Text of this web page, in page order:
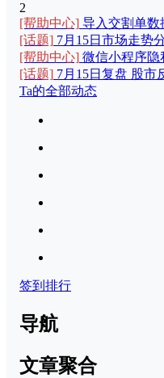
2
[帮助中心] 导入交割单数
[话题] 7月15日市场走势
[帮助中心] 微信小程序隐
[话题] 7月15日复盘 股市
Ta的全部动态
签到排行
导航
文章聚合